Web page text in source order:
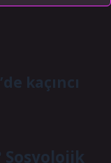
kaçıncı